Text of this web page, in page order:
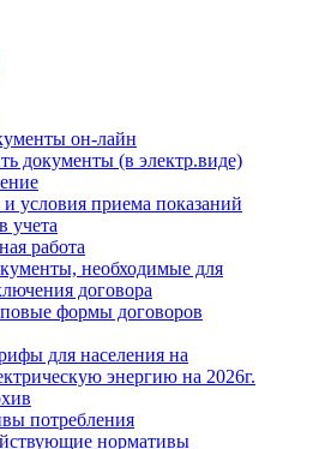
он-лайн
документы (в электр.виде)
условия приема показаний
учета
работа
необходимые для
договора
формы договоров
для населения на
энергию на 2026г.
потребления
нормативы